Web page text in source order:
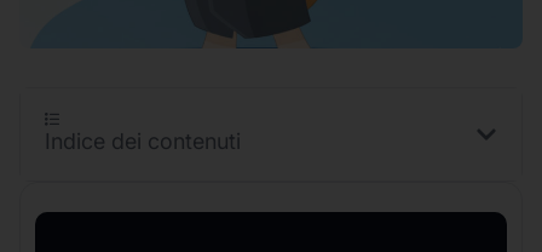
Indice dei contenuti